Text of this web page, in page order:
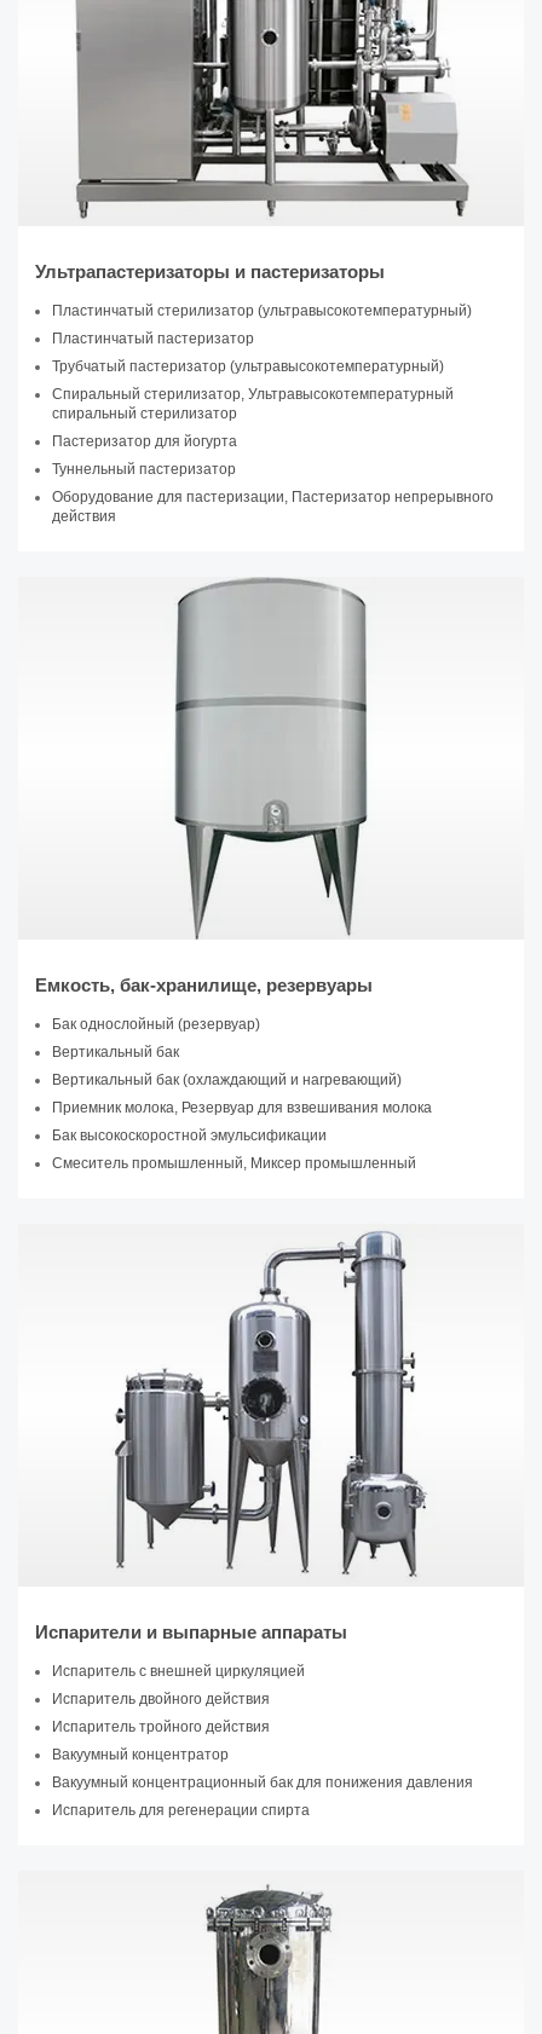
Ультрапастеризаторы и пастеризаторы
Пластинчатый стерилизатор (ультравысокотемпературный)
Пластинчатый пастеризатор
Трубчатый пастеризатор (ультравысокотемпературный)
Спиральный стерилизатор, Ультравысокотемпературный
спиральный стерилизатор
Пастеризатор для йогурта
Туннельный пастеризатор
Оборудование для пастеризации, Пастеризатор непрерывного
действия
Емкость, бак-хранилище, резервуары
Бак однослойный (резервуар)
Вертикальный бак
Вертикальный бак (охлаждающий и нагревающий)
Приемник молока, Резервуар для взвешивания молока
Бак высокоскоростной эмульсификации
Смеситель промышленный, Миксер промышленный
Испарители и выпарные аппараты
Испаритель с внешней циркуляцией
Испаритель двойного действия
Испаритель тройного действия
Вакуумный концентратор
Вакуумный концентрационный бак для понижения давления
Испаритель для регенерации спирта